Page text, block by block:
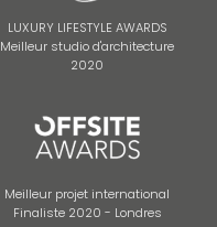
LUXURY LIFESTYLE AWARDS
Meilleur studio d'architecture
2020
Meilleur projet international
Finaliste 2020 - Londres